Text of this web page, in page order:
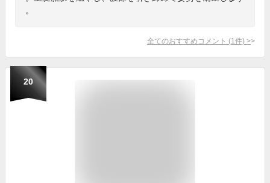
。
全てのおすすめコメント (1 件) >
20